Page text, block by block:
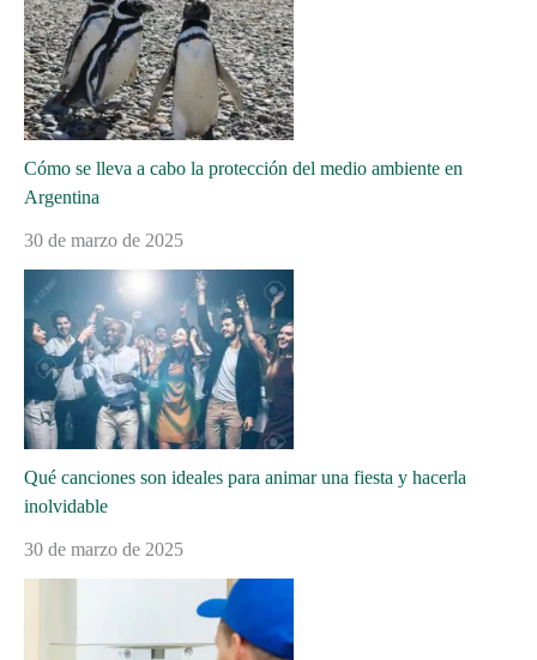
Cómo se lleva a cabo la protección del medio ambiente en
Argentina
30 de marzo de 2025
Qué canciones son ideales para animar una fiesta y hacerla
inolvidable
30 de marzo de 2025